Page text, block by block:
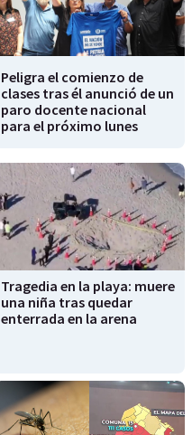
Peligra el comienzo de
clases tras él anunció de un
paro docente nacional
para el próximo lunes
Tragedia en la playa: muere
una niña tras quedar
enterrada en la arena